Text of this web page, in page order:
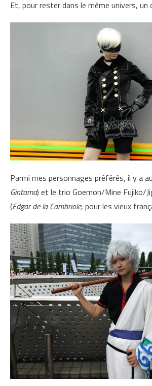
Et, pour rester dans le même univers, un
Parmi mes personnages préférés, il y a
Gintama) et le trio Goemon/Mine Fujiko/
(Edgar de la Cambriole, pour les vieux